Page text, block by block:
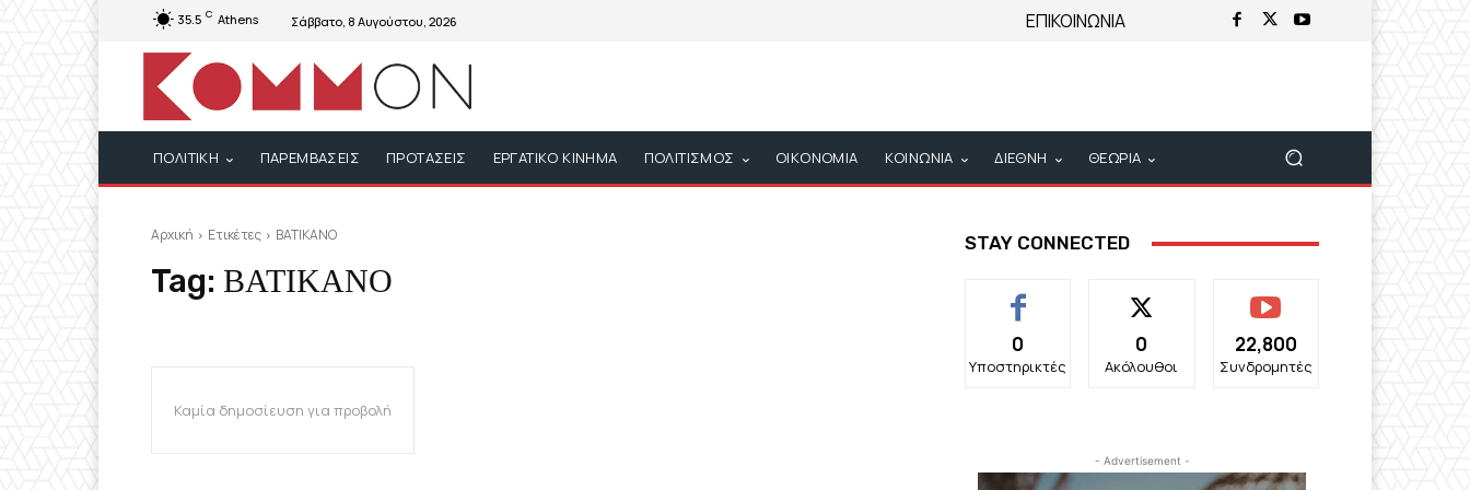
35.5 C Athens Σάββατο, 8 Αυγούστου, 2026 ΕΠΙΚΟΙΝΩΝΙΑ
ΠΟΛΙΤΙΚΗ ΠΑΡΕΜΒΑΣΕΙΣ ΠΡΟΤΑΣΕΙΣ ΕΡΓΑΤΙΚΟ ΚΙΝΗΜΑ ΠΟΛΙΤΙΣΜΟΣ ΟΙΚΟΝΟΜΙΑ ΚΟΙΝΩΝΙΑ ΔΙΕΘΝΗ ΘΕΩΡΙΑ
Αρχική Ετικέτες ΒΑΤΙΚΑΝΟ
Tag: ΒΑΤΙΚΑΝΟ
Καμία δημοσίευση για προβολή
STAY CONNECTED
0
Υποστηρικτές
0
Ακόλουθοι
22,800
Συνδρομητές
- Advertisement -